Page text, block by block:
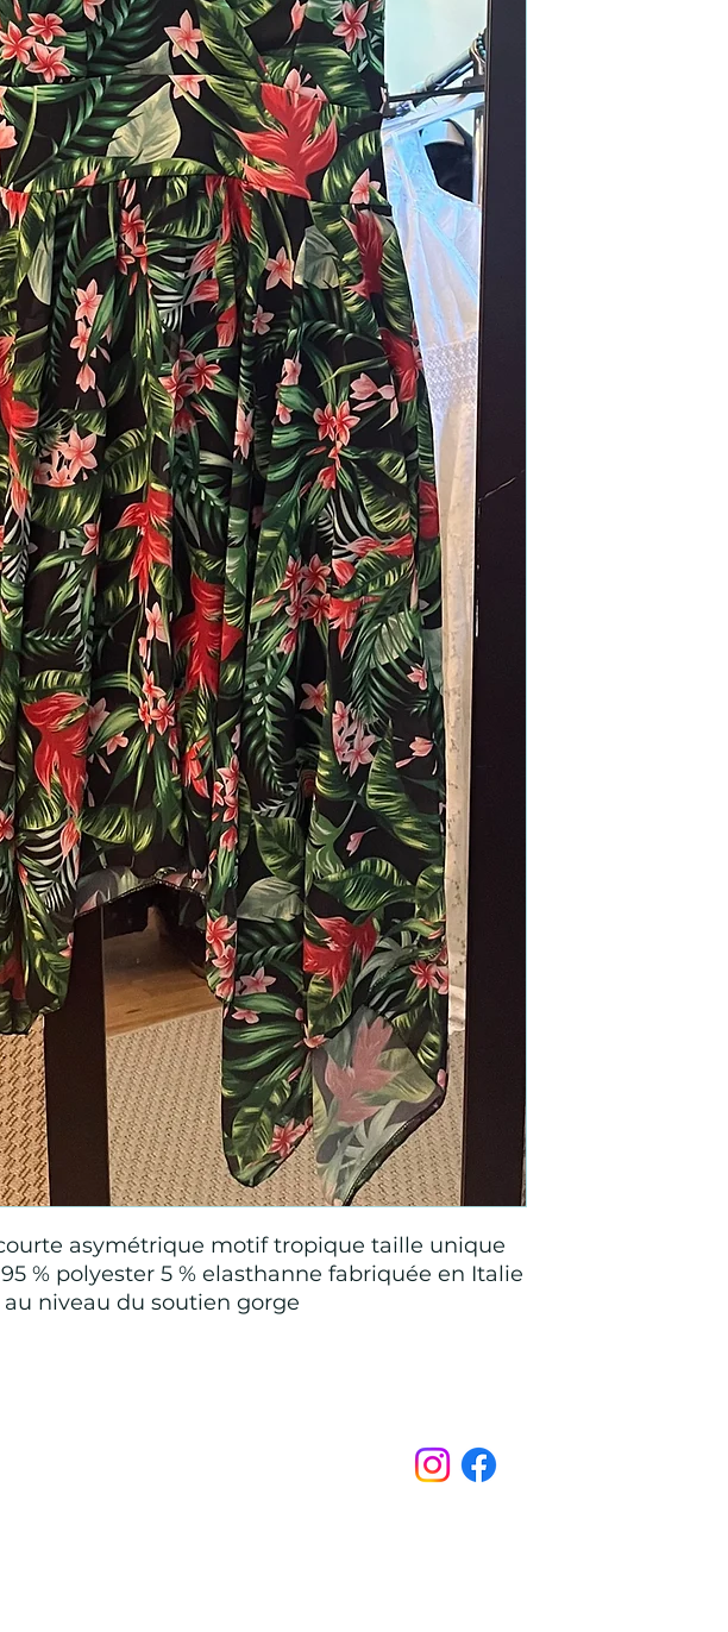
asymétrique motif tropique taille unique
% polyester 5 % elasthanne fabriquée en Italie
niveau du soutien gorge